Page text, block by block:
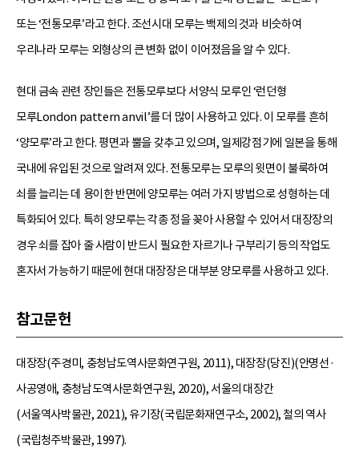
또는 ‘전통모루’라고 한다. 조선시대 모루는 백제의 것과 비슷하여
우리나라 모루는 외형상의 큰 변화 없이 이어졌음을 알 수 있다.
현대 금속 관련 장인들은 전통모루보다 서양식 모루인 ‘런던형
모루London pattern anvil’를 더 많이 사용하고 있다. 이 모루를 흔히
‘양모루’라고 한다. 평면과 뿔을 갖추고 있으며, 일제강점기에 일본을 통해
국내에 유입된 것으로 알려져 있다. 전통모루는 모루의 윗면이 불룩하여
쇠를 늘리는 데 용이한 반면에 양모루는 여러 가지 방법으로 성형하는 데
특화되어 있다. 특히 양모루는 각종 정을 꽂아 사용할 수 있어서 대장장의
경우 쇠를 잡아 줄 사람이 반드시 필요한 자르기나 구부리기 등의 작업도
혼자서 가능하기 때문에 현대 대장장은 대부분 양모루를 사용하고 있다.
참고문헌
대장장(주경미, 충청남도역사문화연구원, 2011), 대장장(당진)(안명선·
사공영애, 충청남도역사문화연구원, 2020), 서울의 대장간
(서울역사박물관, 2021), 유기장(국립문화재연구소, 2002), 철의 역사
(국립청주박물관, 1997).